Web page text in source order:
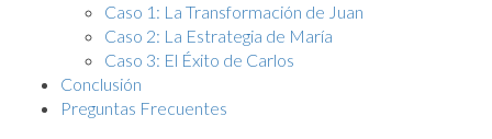
Caso 1: La Transformación de Juan
Caso 2: La Estrategia de María
Caso 3: El Éxito de Carlos
Conclusión
Preguntas Frecuentes